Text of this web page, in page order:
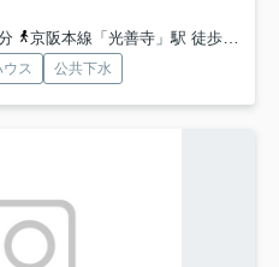
京阪本線「光善寺」駅 徒歩38分
ウス 公共下水